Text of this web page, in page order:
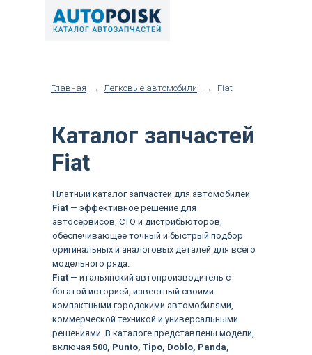
Главная Легковые автомобили
→ → Fiat
Платный каталог запчастей для автомобилей
Fiat — эффективное решение для
автосервисов, СТО и дистрибьюторов,
обеспечивающее точный и быстрый подбор
оригинальных и аналоговых деталей для всего
модельного ряда.
Fiat — итальянский автопроизводитель с
богатой историей, известный своими
компактными городскими автомобилями,
коммерческой техникой и универсальными
решениями. В каталоге представлены модели,
включая 500, Punto, Tipo, Doblo, Panda,
Каталог запчастей
Fiat